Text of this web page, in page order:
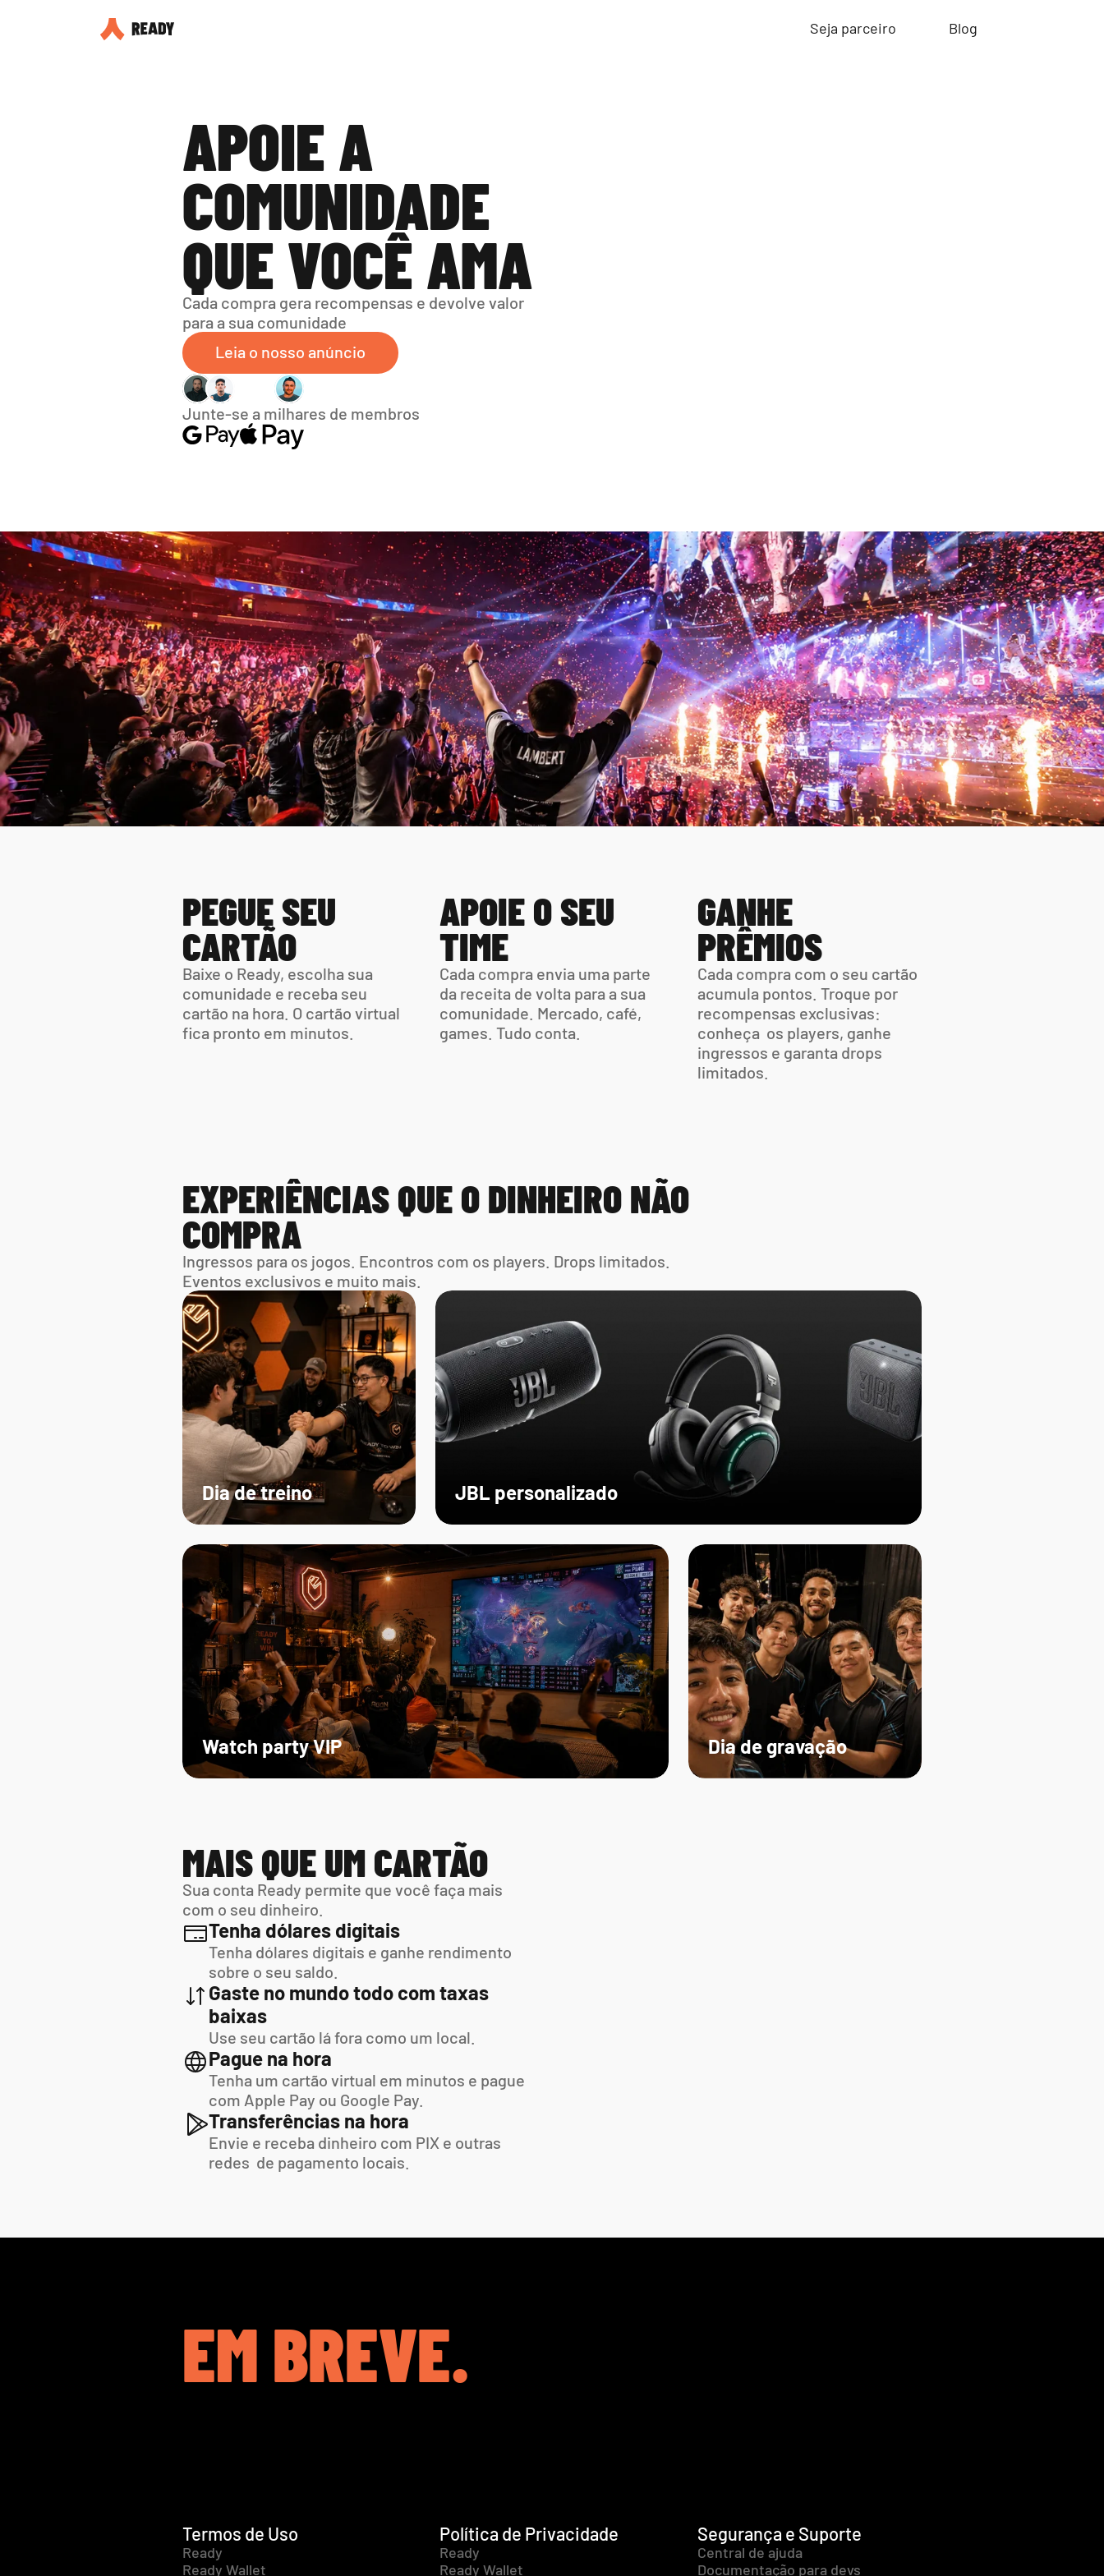
Seja parceiro Blog
APOIE A
COMUNIDADE
QUE VOCÊ AMA
Cada compra gera recompensas e devolve valor
para a sua comunidade
Leia o nosso anúncio
Junte-se a milhares de membros
PEGUE SEU
CARTÃO
Baixe o Ready, escolha sua
comunidade e receba seu
cartão na hora. O cartão virtual
fica pronto em minutos.
APOIE O SEU
TIME
Cada compra envia uma parte
da receita de volta para a sua
comunidade. Mercado, café,
games. Tudo conta.
GANHE
PRÊMIOS
Cada compra com o seu cartão
acumula pontos. Troque por
recompensas exclusivas:
conheça  os players, ganhe
ingressos e garanta drops
limitados.
EXPERIÊNCIAS QUE O DINHEIRO NÃO
COMPRA
Ingressos para os jogos. Encontros com os players. Drops limitados.
Eventos exclusivos e muito mais.
Dia de gravação
Watch party VIP
JBL personalizado
Dia de treino
MAIS QUE UM CARTÃO
Sua conta Ready permite que você faça mais
com o seu dinheiro.
Tenha dólares digitais
Tenha dólares digitais e ganhe rendimento
sobre o seu saldo.
Gaste no mundo todo com taxas
baixas
Use seu cartão lá fora como um local.
Pague na hora
Tenha um cartão virtual em minutos e pague
com Apple Pay ou Google Pay.
Transferências na hora
Envie e receba dinheiro com PIX e outras
redes  de pagamento locais.
EM BREVE.
Termos de Uso
Ready
Ready Wallet
Política de Privacidade
Ready
Ready Wallet
Segurança e Suporte
Central de ajuda
Documentação para devs